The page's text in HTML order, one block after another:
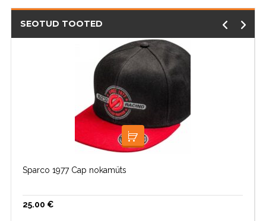
SEOTUD TOOTED
LOE EDASI
Sparco 1977 Cap nokamüts
25.00 €